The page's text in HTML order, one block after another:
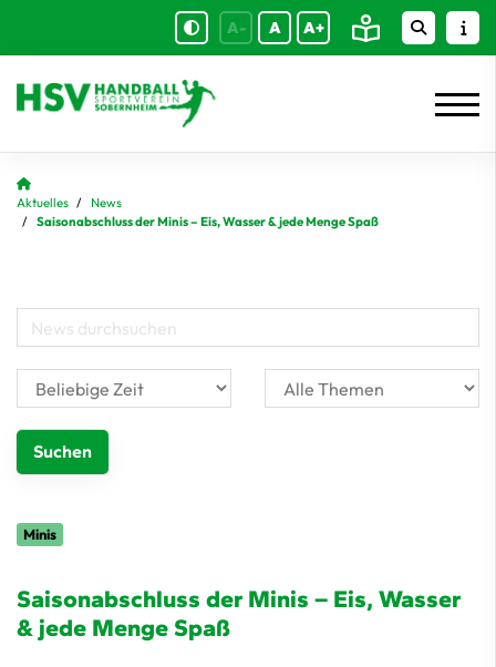
A- A A+
Aktuelles
News
Saisonabschluss der Minis – Eis, Wasser & jede Menge Spaß
Minis
Saisonabschluss der Minis – Eis, Wasser
& jede Menge Spaß